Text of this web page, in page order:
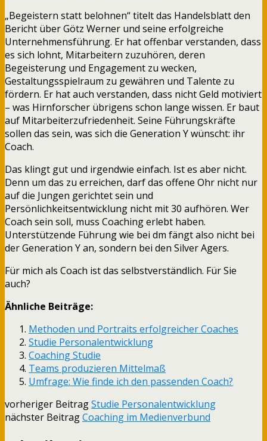
„Begeistern statt belohnen“ titelt das Handelsblatt den
Bericht über Götz Werner und seine erfolgreiche
Unternehmensführung. Er hat offenbar verstanden, dass
es sich lohnt, Mitarbeitern zuzuhören, deren
Begeisterung und Engagement zu wecken,
Gestaltungsspielraum zu gewähren und Talente zu
fördern. Er hat auch verstanden, dass nicht Geld motiviert
– was Hirnforscher übrigens schon lange wissen. Er baut
auf Mitarbeiterzufriedenheit. Seine Führungskräfte
sollen das sein, was sich die Generation Y wünscht: ihr
Coach.
Das klingt gut und irgendwie einfach. Ist es aber nicht.
Denn um das zu erreichen, darf das offene Ohr nicht nur
auf die Jungen gerichtet sein und
Persönlichkeitsentwicklung nicht mit 30 aufhören. Wer
Coach sein soll, muss Coaching erlebt haben.
Unterstützende Führung wie bei dm fängt also nicht bei
der Generation Y an, sondern bei den Silver Agers.
Für mich als Coach ist das selbstverständlich. Für Sie
auch?
Ähnliche Beiträge:
Methoden und Portraits erfolgreicher Coaches
Studie Personalentwicklung
Coaching Studie
Teams produzieren Mittelmaß
Umfrage: Wie finde ich den passenden Coach?
vorheriger BeitragStudie Personalentwicklung
nächster BeitragCoaching im Medienverbund